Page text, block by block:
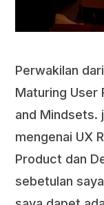
Perwakilan
Maturing User
and Mindsets.
mengenai UX
Product dan
sebetulan